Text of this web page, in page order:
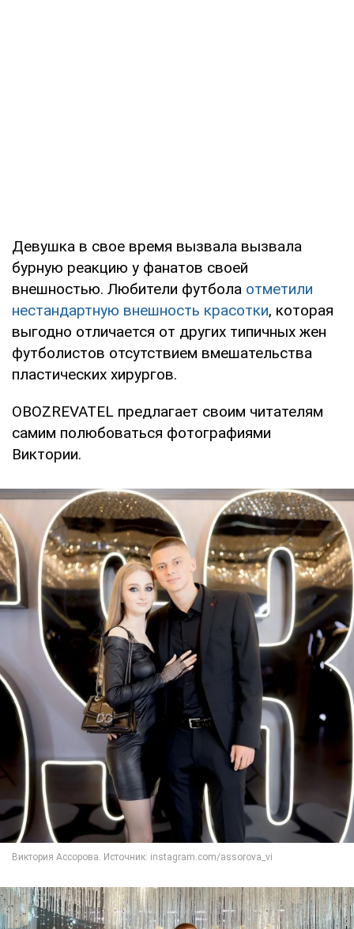
Девушка в свое время вызвала вызвала
бурную реакцию у фанатов своей
внешностью. Любители футбола отметили
нестандартную внешность красотки, которая
выгодно отличается от других типичных жен
футболистов отсутствием вмешательства
пластических хирургов.
OBOZREVATEL предлагает своим читателям
самим полюбоваться фотографиями
Виктории.